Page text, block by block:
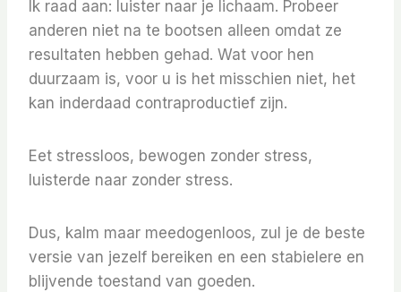
Ik raad aan: luister naar je lichaam. Probeer
anderen niet na te bootsen alleen omdat ze
resultaten hebben gehad. Wat voor hen
duurzaam is, voor u is het misschien niet, het
kan inderdaad contraproductief zijn.
Eet stressloos, bewogen zonder stress,
luisterde naar zonder stress.
Dus, kalm maar meedogenloos, zul je de beste
versie van jezelf bereiken en een stabielere en
blijvende toestand van goeden.